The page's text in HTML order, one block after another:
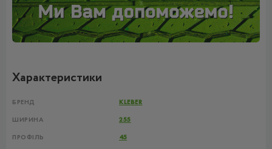
Характеристики
БРЕНД KLEBER
ШИРИНА 255
ПРОФІЛЬ 45